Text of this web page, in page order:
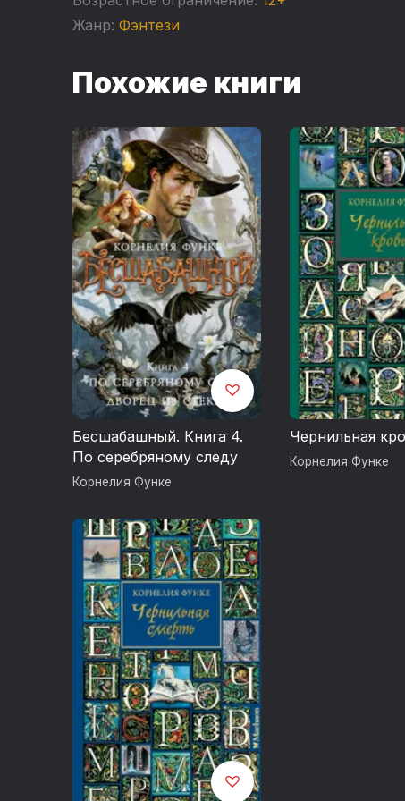
Жанр: Фэнтези
Похожие книги
Бесшабашный. Книга 4.
По серебряному следу
Корнелия Функе
Чернильная
Корнелия Функе